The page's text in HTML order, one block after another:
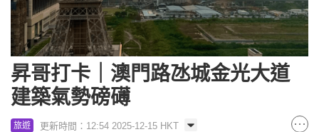
昇哥打卡｜澳門路氹城金光大道
建築氣勢磅礡
旅遊 更新時間：12:54 2025-12-15 HKT